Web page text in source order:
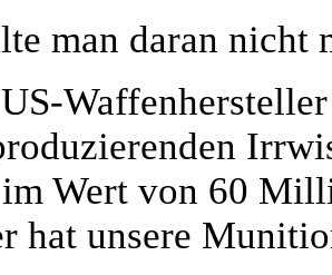
man daran nicht
Wert von 60
hat unsere